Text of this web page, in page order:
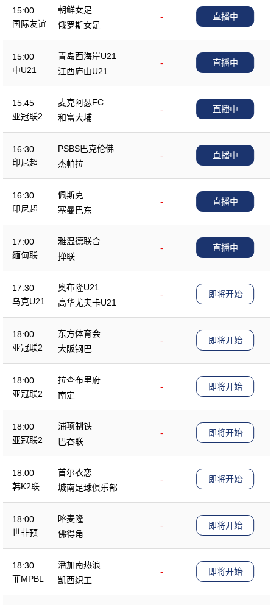
15:00
国际友谊
朝鲜女足
-
俄罗斯女足
直播中
15:00
中U21
青岛西海岸U21
-
江西庐山U21
直播中
15:45
亚冠联2
麦克阿瑟FC
-
和富大埔
直播中
16:30
印尼超
PSBS巴克伦佛
-
杰帕拉
直播中
16:30
印尼超
佩斯克
-
塞曼巴东
直播中
17:00
缅甸联
雅温德联合
-
掸联
直播中
17:30
乌克U21
奥布隆U21
-
高华尤夫卡U21
即将开始
18:00
亚冠联2
东方体育会
-
大阪钢巴
即将开始
18:00
亚冠联2
拉查布里府
-
南定
即将开始
18:00
亚冠联2
浦项制铁
-
巴吞联
即将开始
18:00
韩K2联
首尔衣恋
-
城南足球俱乐部
即将开始
18:00
世非预
喀麦隆
-
佛得角
即将开始
18:30
菲MPBL
潘加南热浪
-
凯西织工
即将开始